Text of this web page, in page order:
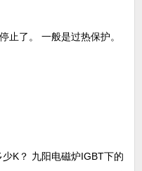
止了。 一般是过热保护。
K？ 九阳电磁炉IGBT下的